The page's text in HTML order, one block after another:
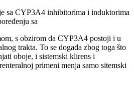
sa CYP3A4 inhibitorima i induktorima
sa
s obzirom da CYP3A4 postoji i u
trakta. To se događa zbog toga što
oboje, i sistemski klirens i
primeni menja samo sitemski